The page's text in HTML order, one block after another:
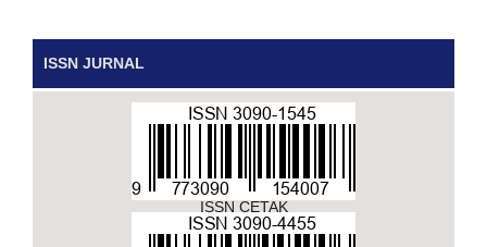
ISSN JURNAL
ISSN CETAK